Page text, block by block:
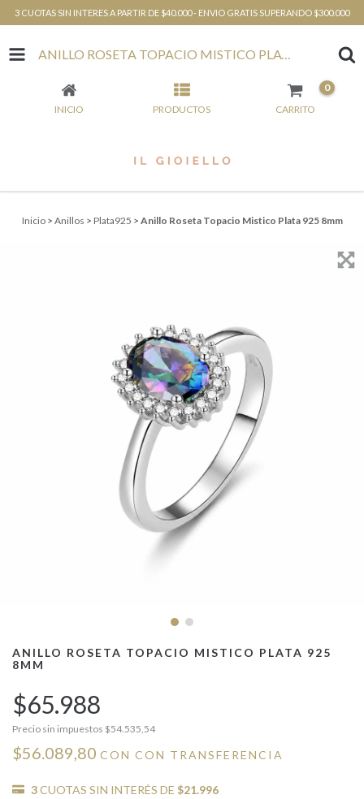
3 CUOTAS SIN INTERES A PARTIR DE $40.000 - ENVIO GRATIS SUPERANDO $300.000
ANILLO ROSETA TOPACIO MISTICO PLATA 925 8MM
INICIO PRODUCTOS CARRITO
0
Inicio > Anillos > Plata925 > Anillo Roseta Topacio Mistico Plata 925 8mm
ANILLO ROSETA TOPACIO MISTICO PLATA 925
8MM
$65.988
Precio sin impuestos $54.535,54
$56.089,80 CON CON TRANSFERENCIA
3CUOTAS SIN INTERÉS DE $21.996